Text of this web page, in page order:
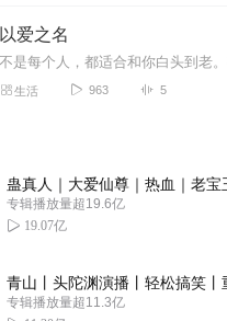
以爱之名
生活 963 5
专辑播放量超19.6亿
19.07亿
专辑播放量超11.3亿